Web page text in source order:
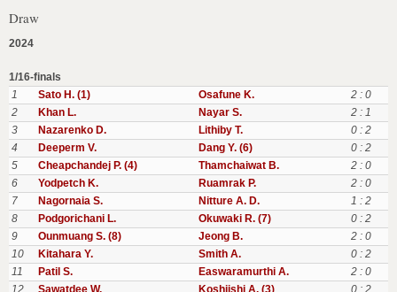
Draw
2024
1/16-finals
1
Sato H. (1) Osafune K.
2 : 0
2
Khan L. Nayar S.
2 : 1
3
Nazarenko D. Lithiby T.
0 : 2
4
Deeperm V. Dang Y. (6)
0 : 2
5
Cheapchandej P. (4) Thamchaiwat B.
2 : 0
6
Yodpetch K. Ruamrak P.
2 : 0
7
Nagornaia S. Nitture A. D.
1 : 2
8
Podgorichani L. Okuwaki R. (7)
0 : 2
9
Ounmuang S. (8) Jeong B.
2 : 0
10
Kitahara Y. Smith A.
0 : 2
11
Patil S. Easwaramurthi A.
2 : 0
12
Sawatdee W. Koshiishi A. (3) 0 : 2